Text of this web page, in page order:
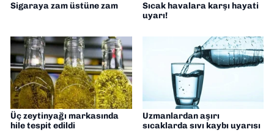
Sigaraya zam üstüne zam
Sıcak havalara karşı hayati
uyarı!
Üç zeytinyağı markasında
hile tespit edildi
Uzmanlardan aşırı
sıcaklarda sıvı kaybı uyarısı